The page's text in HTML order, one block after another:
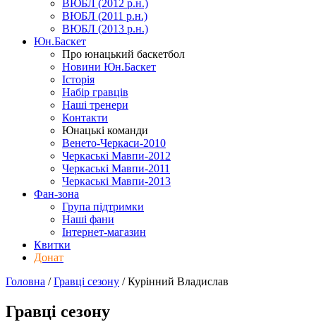
ВЮБЛ (2012 р.н.)
ВЮБЛ (2011 р.н.)
ВЮБЛ (2013 р.н.)
Юн.Баскет
Про юнацький баскетбол
Новини Юн.Баскет
Історія
Набір гравців
Наші тренери
Контакти
Юнацькі команди
Венето-Черкаси-2010
Черкаські Мавпи-2012
Черкаські Мавпи-2011
Черкаські Мавпи-2013
Фан-зона
Група підтримки
Наші фани
Інтернет-магазин
Квитки
Донат
Головна /Гравці сезону /Курінний Владислав
Гравці сезону